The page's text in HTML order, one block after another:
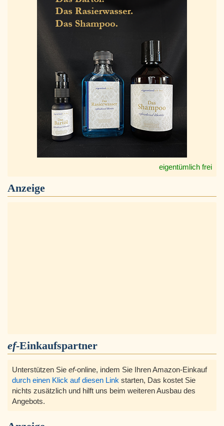
eigentümlich frei
Anzeige
ef-Einkaufspartner
Unterstützen Sie ef-online, indem Sie Ihren Amazon-Einkauf
durch einen Klick auf diesen Link starten, Das kostet Sie
nichts zusätzlich und hilft uns beim weiteren Ausbau des
Angebots.